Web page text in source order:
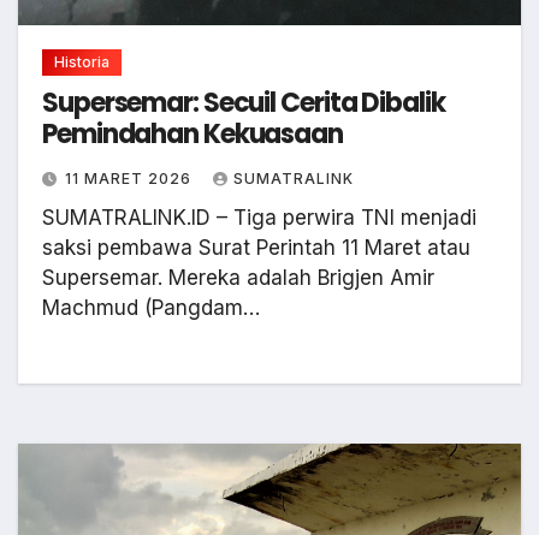
Historia
Supersemar: Secuil Cerita Dibalik
Pemindahan Kekuasaan
11 MARET 2026 SUMATRALINK
SUMATRALINK.ID – Tiga perwira TNI menjadi
saksi pembawa Surat Perintah 11 Maret atau
Supersemar. Mereka adalah Brigjen Amir
Machmud (Pangdam…